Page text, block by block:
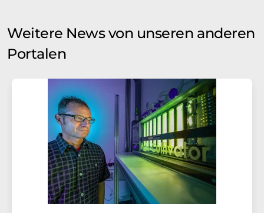
Weitere News von unseren anderen
Portalen